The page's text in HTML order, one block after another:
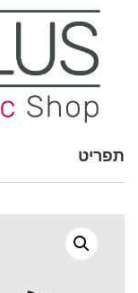
Toggle
תפריט